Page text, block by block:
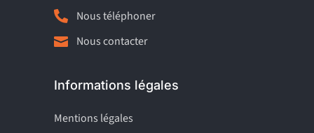
 Nous téléphoner
 Nous contacter
Informations légales
Mentions légales